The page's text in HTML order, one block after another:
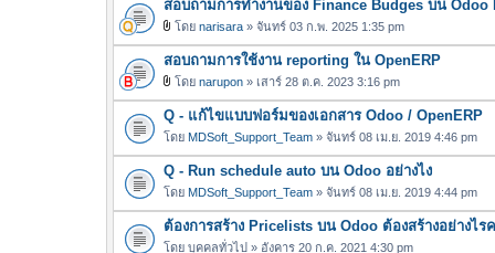
น
บ
ฟ
ล์
แ
น
บ
สอบถามการทำงานของ Finance Budges บน Odoo
ฟ
ล์
แ
น
บ
โดย narisara » จันทร์ 03 ก.พ. 2025 1:35 pm
สอบถามการใช้งาน reporting ใน OpenERP
ฟ
ล์
แ
น
บ
โดย narupon » เสาร์ 28 ต.ค. 2023 3:16 pm
Q - แก้ไขแบบฟอร์มของเอกสาร Odoo / OpenERP
โดย MDSoft_Support_Team » จันทร์ 08 เม.ย. 2019 4:46 pm
Q - Run schedule auto บน Odoo อย่างไง
โดย MDSoft_Support_Team » จันทร์ 08 เม.ย. 2019 4:44 pm
ต้องการสร้าง Pricelists บน Odoo ต้องสร้างอย่างไร
โดย บุคคลทั่วไป » อังคาร 20 ก.ค. 2021 4:30 pm